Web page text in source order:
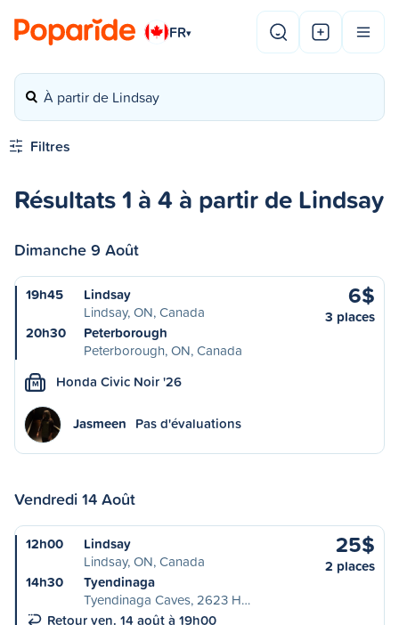
FR▾
À partir de Lindsay
Filtres
Résultats 1 à 4 à partir de Lindsay
Dimanche 9 Août
19h45
Lindsay
Lindsay, ON, Canada
20h30
Peterborough
Peterborough, ON, Canada
6$
3 places
M Honda Civic Noir '26
Jasmeen Pas d'évaluations
Vendredi 14 Août
12h00
Lindsay
Lindsay, ON, Canada
14h30
Tyendinaga
Tyendinaga Caves, 2623 H…
Retour ven. 14 août à 19h00
25$
2 places